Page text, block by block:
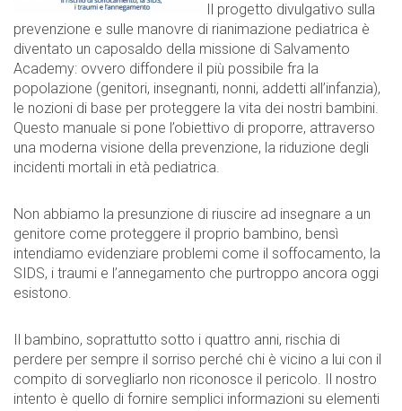
Il progetto divulgativo sulla
prevenzione e sulle manovre di rianimazione pediatrica è
diventato un caposaldo della missione di Salvamento
Academy: ovvero diffondere il più possibile fra la
popolazione (genitori, insegnanti, nonni, addetti all’infanzia),
le nozioni di base per proteggere la vita dei nostri bambini.
Questo manuale si pone l’obiettivo di proporre, attraverso
una moderna visione della prevenzione, la riduzione degli
incidenti mortali in età pediatrica.
Non abbiamo la presunzione di riuscire ad insegnare a un
genitore come proteggere il proprio bambino, bensì
intendiamo evidenziare problemi come il soffocamento, la
SIDS, i traumi e l’annegamento che purtroppo ancora oggi
esistono.
Il bambino, soprattutto sotto i quattro anni, rischia di
perdere per sempre il sorriso perché chi è vicino a lui con il
compito di sorvegliarlo non riconosce il pericolo. Il nostro
intento è quello di fornire semplici informazioni su elementi